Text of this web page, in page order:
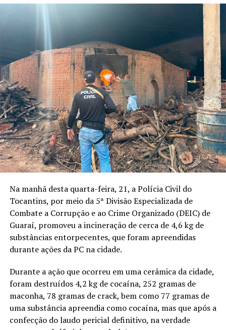
Na manhã desta quarta-feira, 21, a Polícia Civil do
Tocantins, por meio da 5ª Divisão Especializada de
Combate a Corrupção e ao Crime Organizado (DEIC) de
Guaraí, promoveu a incineração de cerca de 4,6 kg de
substâncias entorpecentes, que foram apreendidas
durante ações da PC na cidade.
Durante a ação que ocorreu em uma cerâmica da cidade,
foram destruídos 4,2 kg de cocaína, 252 gramas de
maconha, 78 gramas de crack, bem como 77 gramas de
uma substância apreendia como cocaína, mas que após a
confecção do laudo pericial definitivo, na verdade